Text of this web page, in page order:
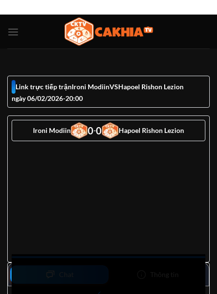
qua
nội
Link trực tiếp trậnIroni ModiinVSHapoel Rishon Lezion
ngày 06/02/2026-20:00
Ironi Modiin 0-0 Hapoel Rishon Lezion
Chat Thông tin